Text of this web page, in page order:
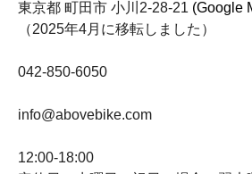
東京都 町田市 小川2-28-21 (Google
（2025年4月に移転しました）
042-850-6050
info@abovebike.com
12:00-18:00